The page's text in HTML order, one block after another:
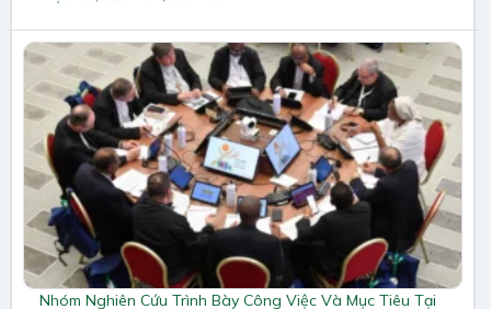
Nhóm Nghiên Cứu Trình Bày Công Việc Và Mục Tiêu Tại